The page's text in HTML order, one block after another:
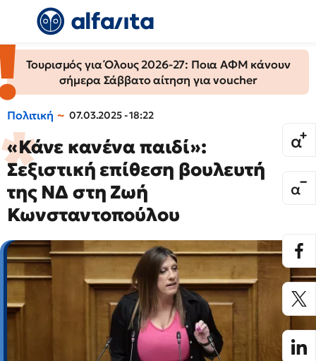
Τουρισμός για Όλους 2026-27: Ποια ΑΦΜ κάνουν
σήμερα Σάββατο αίτηση για voucher
Πολιτική 07.03.2025 - 18:22
«Κάνε κανένα παιδί»:
Σεξιστική επίθεση βουλευτή
της ΝΔ στη Ζωή
Κωνσταντοπούλου